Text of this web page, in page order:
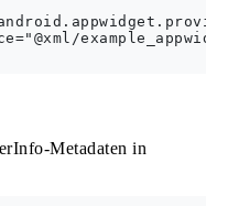
Metadaten in